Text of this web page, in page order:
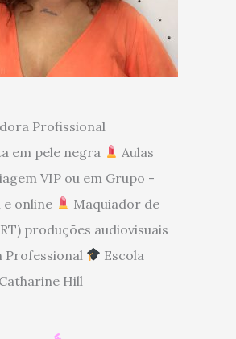
Profissional
em pele negra
Aulas
VIP ou em Grupo -
e online
Maquiador de
produções audiovisuais
Professional
Escola
Catharine Hill